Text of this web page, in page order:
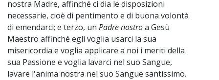
nostra Madre, affinché ci dia le disposizioni
necessarie, cioè di pentimento e di buona volontà
di emendarci; e terzo, un Padre nostroa Gesù
Maestro affinché egli voglia usarci la sua
misericordia e voglia applicare a noi i meriti della
sua Passione e voglia lavarci nel suo Sangue,
lavare l'anima nostra nel suo Sangue santissimo.